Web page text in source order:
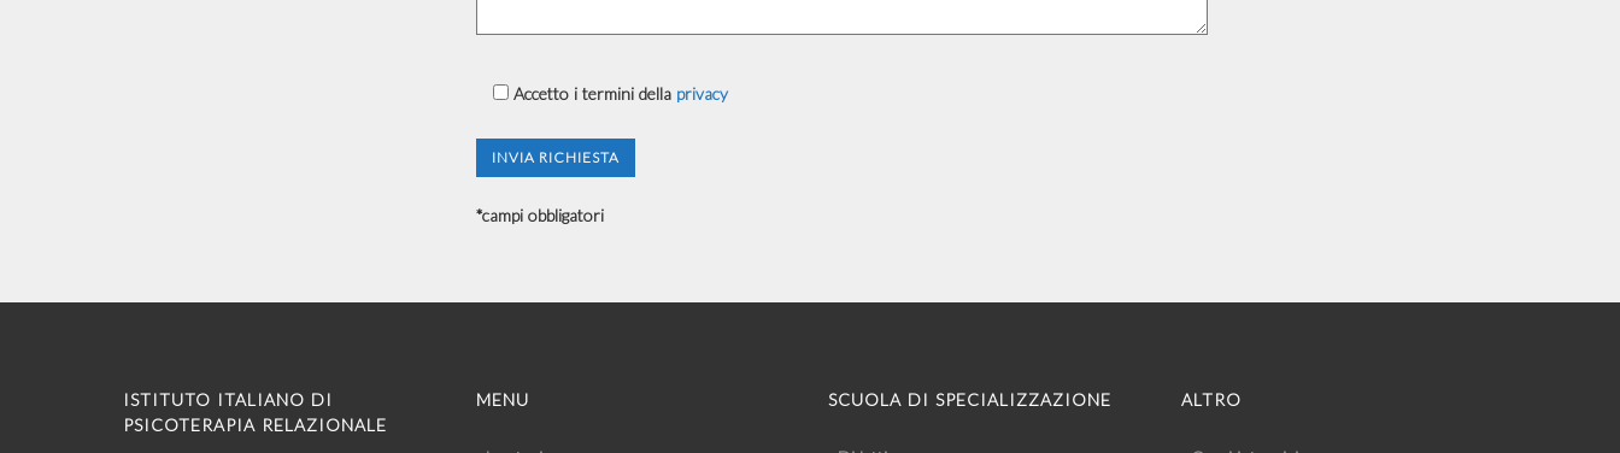
Accetto i termini della privacy
*campi obbligatori
ISTITUTO ITALIANO DI
PSICOTERAPIA RELAZIONALE
MENU SCUOLA DI SPECIALIZZAZIONE ALTRO